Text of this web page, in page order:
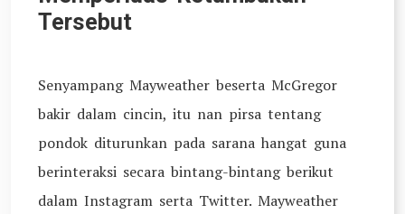
Tersebut
Senyampang Mayweather beserta McGregor
bakir dalam cincin, itu nan pirsa tentang
pondok diturunkan pada sarana hangat guna
berinteraksi secara bintang-bintang berikut
dalam Instagram serta Twitter. Mayweather